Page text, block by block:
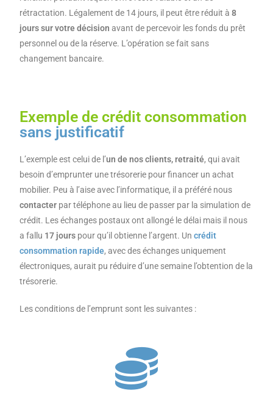
rétractation. Légalement de 14 jours, il peut être réduit à8
jours sur votre décisionavant de percevoir les fonds du prêt
personnel ou de la réserve. L’opération se fait sans
changement bancaire.
Exemple de crédit consommation
sans justificatif
L’exemple est celui de l’un de nos clients, retraité, qui avait
besoin d’emprunter une trésorerie pour financer un achat
mobilier. Peu à l’aise avec l’informatique, il a préféré nous
contacter par téléphone au lieu de passer par la simulation de
crédit. Les échanges postaux ont allongé le délai mais il nous
a fallu 17 jours pour qu’il obtienne l’argent. Uncrédit
consommation rapide, avec des échanges uniquement
électroniques, aurait pu réduire d’une semaine l’obtention de la
trésorerie.
Les conditions de l’emprunt sont les suivantes :